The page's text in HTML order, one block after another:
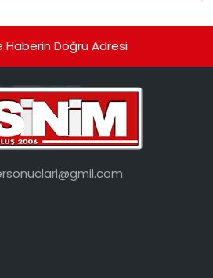
Haberin Doğru Adresi